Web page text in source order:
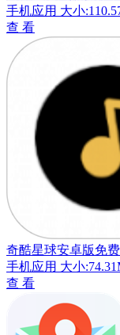
手机应用 大小
查 看
奇酷星球安卓版免
手机应用 大小
查 看